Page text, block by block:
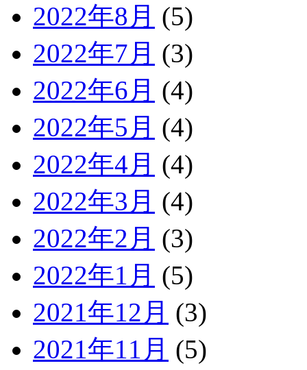
2022年8月 (5)
2022年7月 (3)
2022年6月 (4)
2022年5月 (4)
2022年4月 (4)
2022年3月 (4)
2022年2月 (3)
2022年1月 (5)
2021年12月 (3)
2021年11月 (5)